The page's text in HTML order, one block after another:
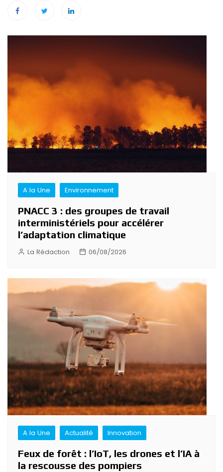
Navigation
de
l’article
A la Une Environnement
PNACC 3 : des groupes de travail
interministériels pour accélérer
l’adaptation climatique
La Rédaction 06/08/2026
A la Une Actualité Innovation
Feux de forêt : l’IoT, les drones et l’IA à
la rescousse des pompiers